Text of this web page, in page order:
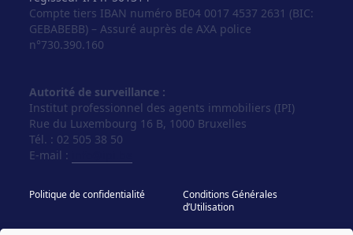
Compte tiers IBAN numéro BE04 0017 4537 2631 (BIC:
GEBABEBB) – Assuré auprès de AXA police
n°730.390.160
Autorité de surveillance :
Institut professionnel des agents immobiliers (IPI)
Rue du Luxembourg 16 B, 1000 Bruxelles
Tél. : 02 505 38 50
E-mail :
Politique de confidentialité
Conditions Générales
d’Utilisation